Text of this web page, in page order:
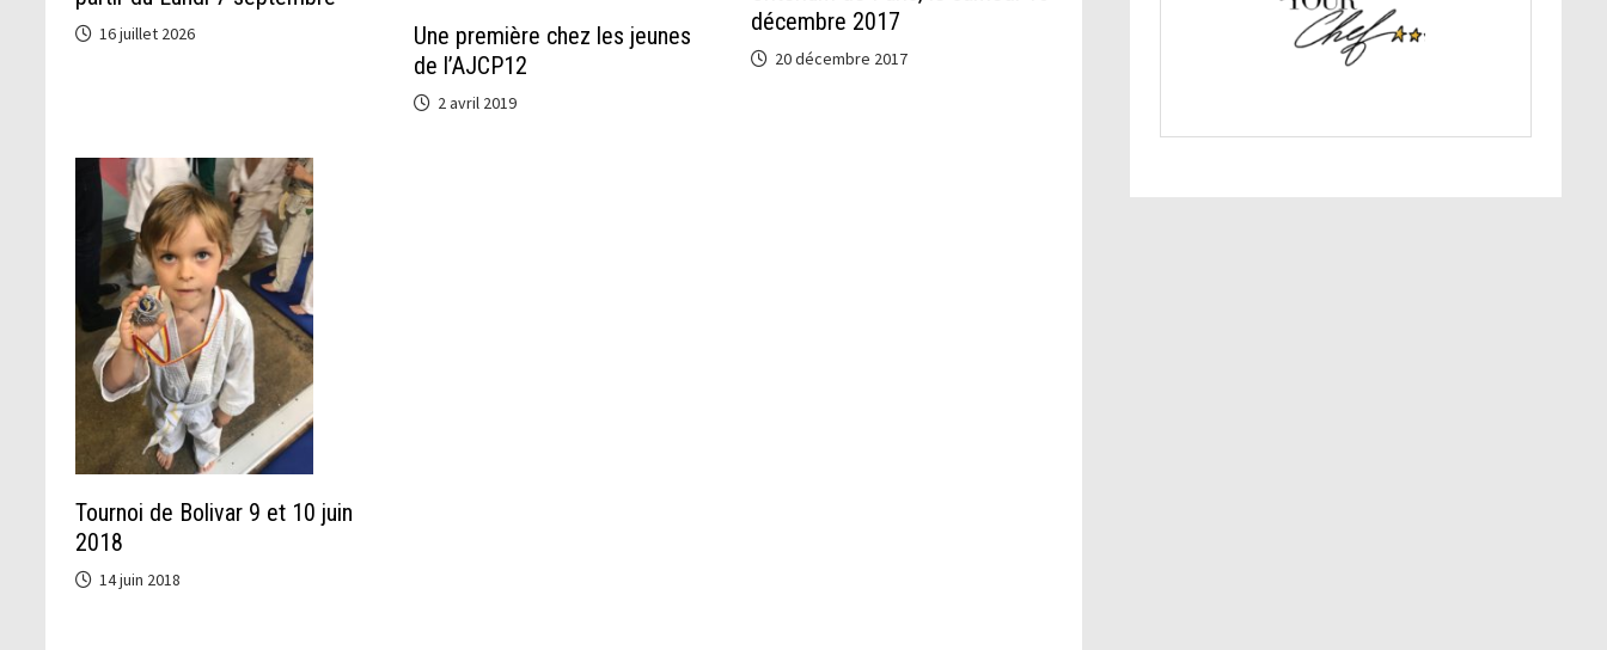
16 juillet 2026
Une première chez les jeunes
de l’AJCP12
2 avril 2019
décembre 2017
20 décembre 2017
Tournoi de Bolivar 9 et 10 juin
2018
14 juin 2018